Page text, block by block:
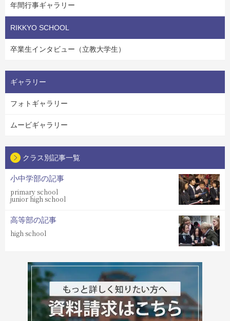
年間行事ギャラリー
RIKKYO SCHOOL
卒業生インタビュー（立教大学生）
ギャラリー
フォトギャラリー
ムービギャラリー
クラス別記事一覧
小中学部の記事
primary school
junior high school
高等部の記事
high school